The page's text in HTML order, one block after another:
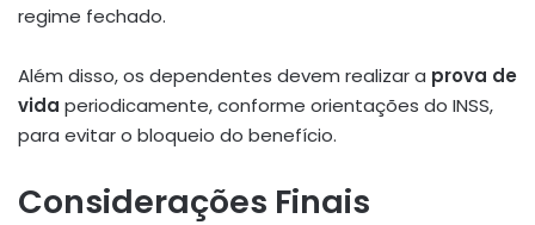
regime fechado.
Além disso, os dependentes devem realizar a prova de
vida periodicamente, conforme orientações do INSS,
para evitar o bloqueio do benefício.
Considerações Finais